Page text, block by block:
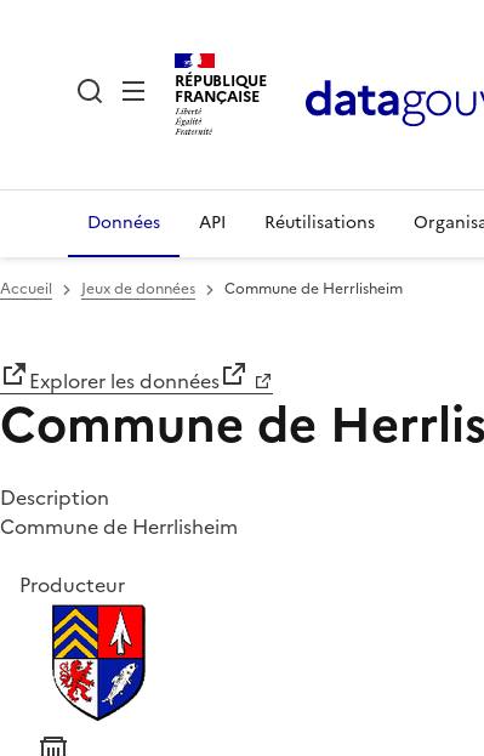
RÉPUBLIQUE
FRANÇAISE
Données API Réutilisations
Accueil Jeux de données Commune de Herrlisheim
Explorer les données
Commune de
Description
Commune de Herrlisheim
Producteur